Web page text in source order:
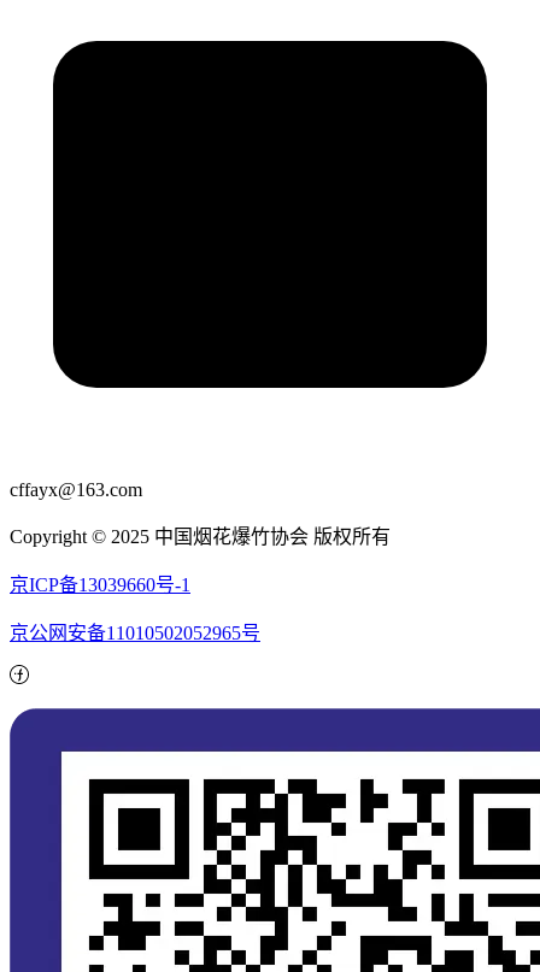
cffayx@163.com
Copyright © 2025 中国烟花爆竹协会 版权所有
京ICP备13039660号-1
京公网安备11010502052965号